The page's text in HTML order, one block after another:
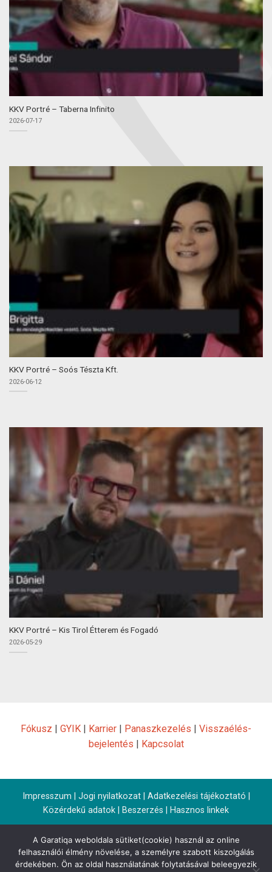
KKV Portré – Taberna Infinito
2026-07-17
KKV Portré – Soós Tészta Kft.
2026-06-12
KKV Portré – Kis Tirol Étterem és Fogadó
2026-05-29
Fókusz | GYIK | Karrier | Panaszkezelés | Visszaélés-
bejelentés | Kapcsolat
Impresszum Jogi nyilatkozat| Adatkezelési tájékoztató
Közérdekű adatok
Beszerzés Hasznos linkek
A Garatiqa weboldala sütiket(cookie) használ az online
felhasználói élmény növelése, a személyre szabott kiszolgálás
érdekében. Ön az oldal használatának folytatásával beleegyezik